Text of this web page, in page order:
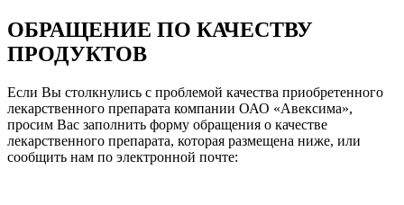
ОБРАЩЕНИЕ ПО КАЧЕСТВУ
ПРОДУКТОВ
Если Вы столкнулись с проблемой качества приобретенного
лекарственного препарата компании ОАО «Авексима»,
просим Вас заполнить форму обращения о качестве
лекарственного препарата, которая размещена ниже, или
сообщить нам по электронной почте: